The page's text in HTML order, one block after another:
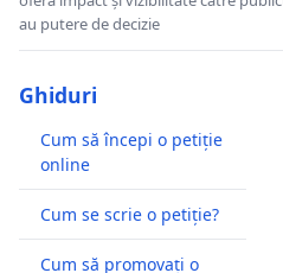
au putere de decizie
Ghiduri
Cum să începi o petiție
online
Cum se scrie o petiție?
Cum să promovați o